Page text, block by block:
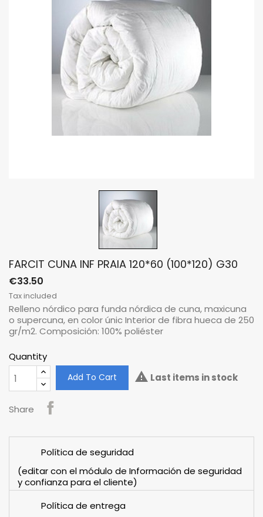
FARCIT CUNA INF PRAIA 120*60 (100*120) G30
€33.50
Tax included
Relleno nórdico para funda nórdica de cuna, maxicuna
o supercuna, en color únic Interior de fibra hueca de 250
gr/m2. Composición: 100% poliéster
Quantity
Add To Cart  Last items in stock
Share
Política de seguridad
(editar con el módulo de Información de seguridad
y confianza para el cliente)
Política de entrega